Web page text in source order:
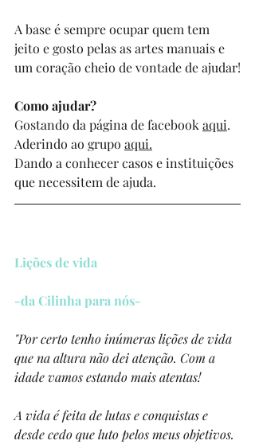
A base é sempre ocupar quem tem
jeito e gosto pelas as artes manuais e
um coração cheio de vontade de ajudar!
Como ajudar?
Gostando da página de facebook aqui.
Aderindo ao grupo aqui.
Dando a conhecer casos e instituições
que necessitem de ajuda.
Lições de vida
-da Cilinha para nós-
"Por certo tenho inúmeras lições de vida
que na altura não dei atenção. Com a
idade vamos estando mais atentas!
A vida é feita de lutas e conquistas e
desde cedo que luto pelos meus objetivos.